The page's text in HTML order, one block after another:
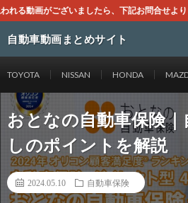
ら、下記お問合せよりご連絡ください。
自動車動画まとめサイト
TOYOTA NISSAN HONDA
おとなの自動車保険
しのポイントを解説
2024.05.10 自動車保険